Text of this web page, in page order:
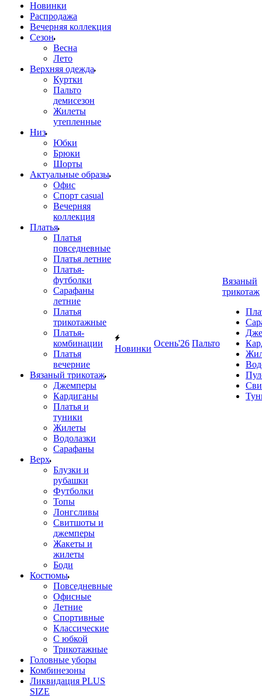
Новинки
Распродажа
Вечерняя коллекция
Сезон
Весна
Лето
Верхняя одежда
Куртки
Пальто
демисезон
Жилеты
утепленные
Низ
Юбки
Брюки
Шорты
Актуальные образы
Офис
Спорт casual
Вечерняя
коллекция
Платья
Платья
повседневные
Платья летние
Платья-
футболки
Сарафаны
летние
Платья
трикотажные
Платья-
комбинации
Платья
вечерние
Вязаный трикотаж
Джемперы
Кардиганы
Платья и
туники
Жилеты
Водолазки
Сарафаны
Верх
Блузки и
рубашки
Футболки
Топы
Лонгсливы
Свитшоты и
джемперы
Жакеты и
жилеты
Боди
Костюмы
Повседневные
Офисные
Летние
Спортивные
Классические
С юбкой
Трикотажные
Головные уборы
Комбинезоны
Ликвидация PLUS
SIZE
Новинки
Осень'26 Пальто
Вязаный
трикотаж